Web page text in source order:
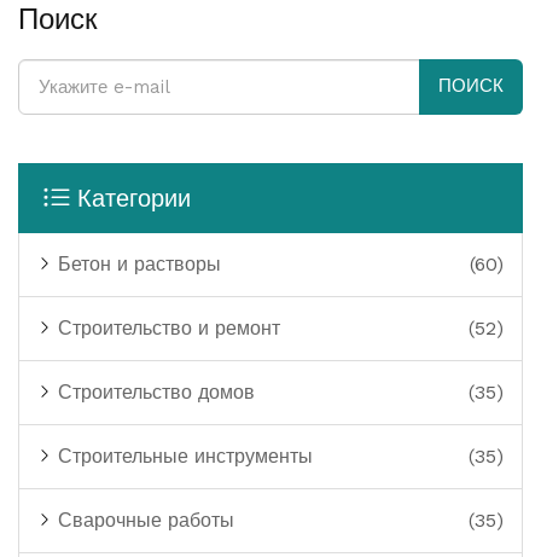
Поиск
ПОИСК
Категории
Бетон и растворы (60)
Строительство и ремонт (52)
Строительство домов (35)
Строительные инструменты (35)
Сварочные работы (35)